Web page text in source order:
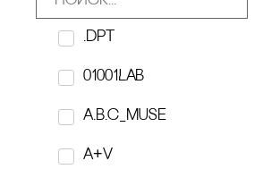
.dpt
01001LAB
a.b.c_muse
A+V